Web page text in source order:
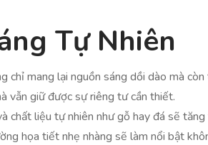
Tự Nhiên
chỉ mang lại nguồn sáng dồi dào mà
vẫn giữ được sự riêng tư cần thiết.
chất liệu tự nhiên như gỗ hay đá sẽ
họa tiết nhẹ nhàng sẽ làm nổi bật